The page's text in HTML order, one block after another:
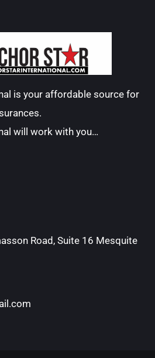
is your affordable source for
will work with you…
Road, Suite 16 Mesquite